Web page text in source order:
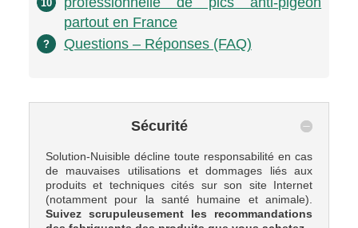
10
partout en France
? Questions – Réponses (FAQ)
Sécurité
Solution-Nuisible décline toute responsabilité en cas
de mauvaises utilisations et dommages liés aux
produits et techniques cités sur son site Internet
(notamment pour la santé humaine et animale).
Suivez scrupuleusement les recommandations